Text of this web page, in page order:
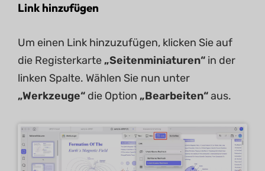
Link hinzufügen
Um einen Link hinzuzufügen, klicken Sie auf
die Registerkarte „Seitenminiaturen“ in der
linken Spalte. Wählen Sie nun unter
„Werkzeuge“ die Option „Bearbeiten“aus.